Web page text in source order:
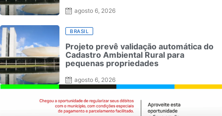
Posted
agosto 6, 2026
BRASIL
Projeto prevê validação automática do
Cadastro Ambiental Rural para
pequenas propriedades
Posted
on
agosto 6, 2026